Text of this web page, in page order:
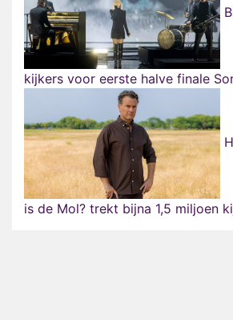
kijkers voor eerste halve finale
is de Mol? trekt bijna 1,5 miljoen